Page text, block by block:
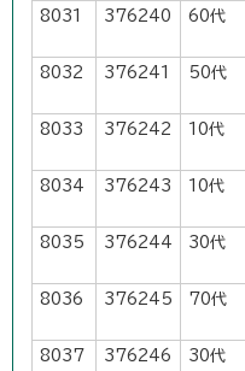
8031 376240 60代
8032 376241 50代
8033 376242 10代
8034 376243 10代
8035 376244 30代
8036 376245 70代
8037 376246 30代